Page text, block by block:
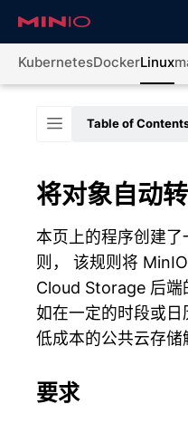
KubernetesDockerLinux
Table of
将对象自动
本页上的程序创建
则， 该规则将
Cloud Storage 后端
如在一定的时段或日
低成本的公共云存储
要求